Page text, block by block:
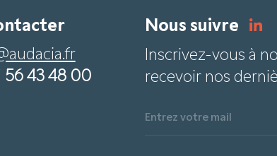
56 43 48 00
Nous suivre
Inscrivez-vous à
recevoir nos
Entrez votre mail